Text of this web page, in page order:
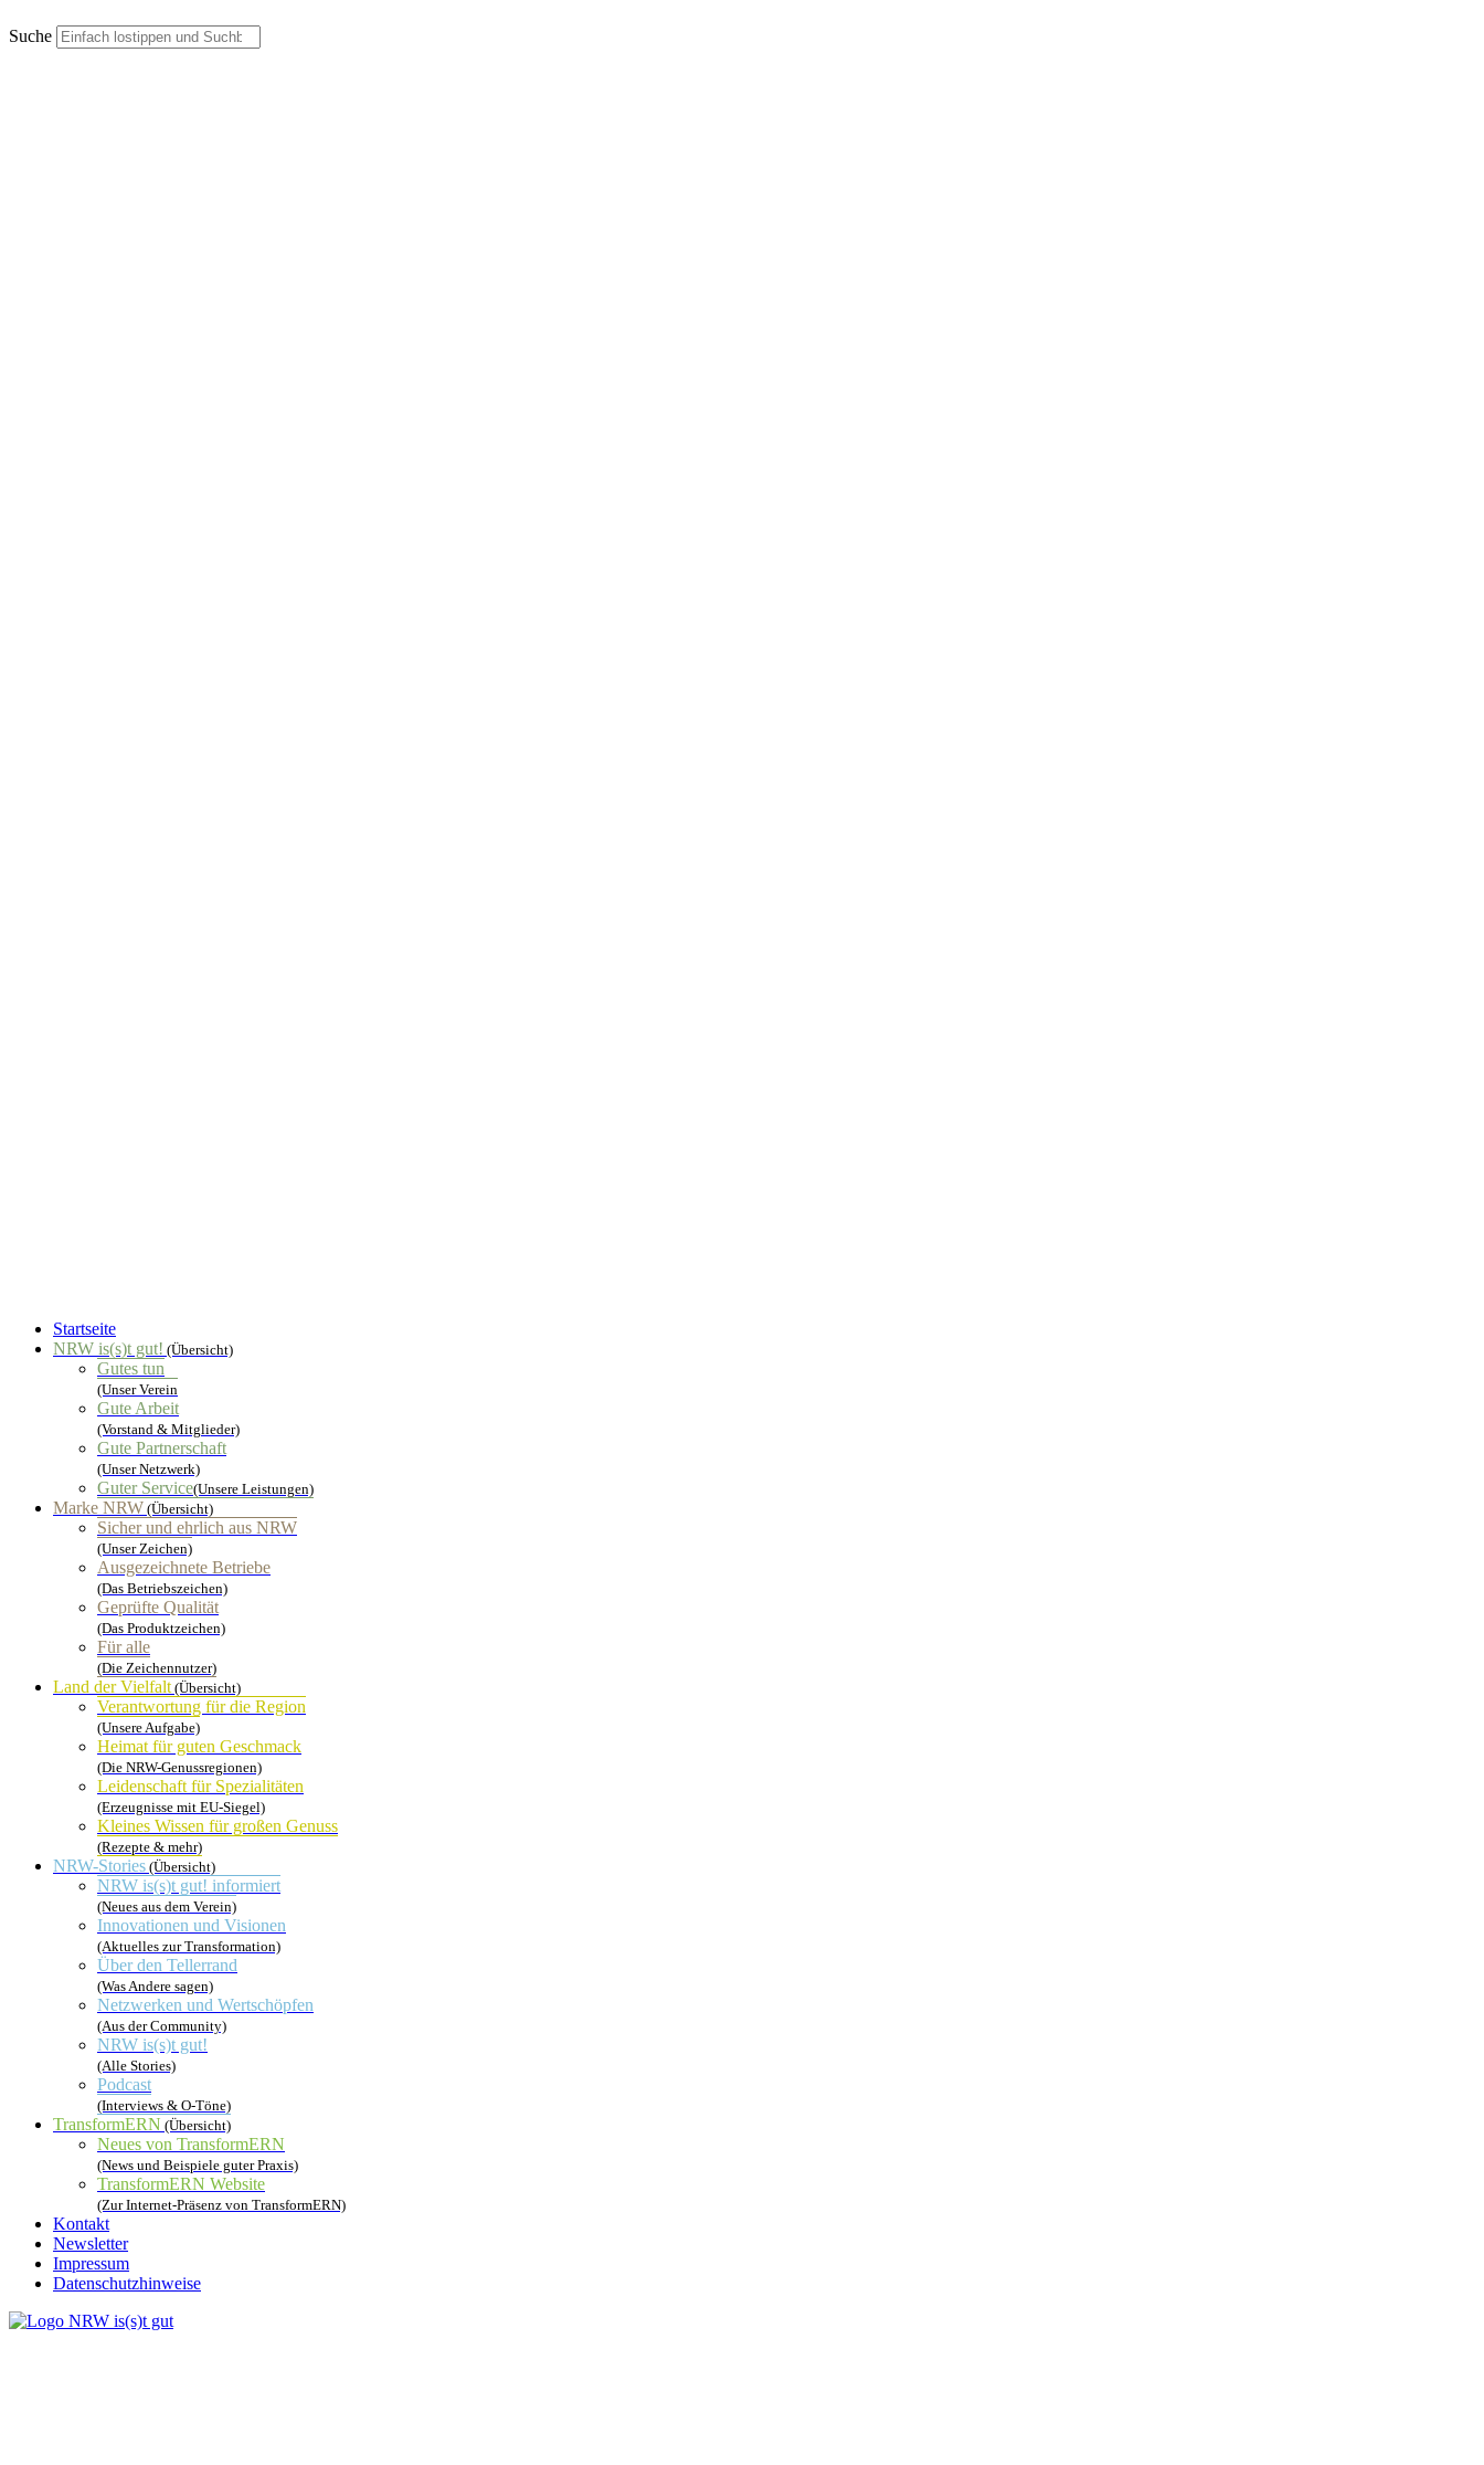
Suche
Startseite
NRW is(s)t gut! (Übersicht)
Gutes tun
(Unser Verein
Gute Arbeit
(Vorstand & Mitglieder)
Gute Partnerschaft
(Unser Netzwerk)
Guter Service(Unsere Leistungen)
Marke NRW (Übersicht)
Sicher und ehrlich aus NRW
(Unser Zeichen)
Ausgezeichnete Betriebe
(Das Betriebszeichen)
Geprüfte Qualität
(Das Produktzeichen)
Für alle
(Die Zeichennutzer)
Land der Vielfalt(Übersicht)
Verantwortung für die Region
(Unsere Aufgabe)
Heimat für guten Geschmack
(Die NRW-Genussregionen)
Leidenschaft für Spezialitäten
(Erzeugnisse mit EU-Siegel)
Kleines Wissen für großen Genuss
(Rezepte & mehr)
NRW-Stories (Übersicht)
NRW is(s)t gut! informiert
(Neues aus dem Verein)
Innovationen und Visionen
(Aktuelles zur Transformation)
Über den Tellerrand
(Was Andere sagen)
Netzwerken und Wertschöpfen
(Aus der Community)
NRW is(s)t gut!
(Alle Stories)
Podcast
(Interviews & O-Töne)
TransformERN (Übersicht)
Neues von TransformERN
(News und Beispiele guter Praxis)
TransformERN Website
(Zur Internet-Präsenz von TransformERN)
Kontakt
Newsletter
Impressum
Datenschutzhinweise